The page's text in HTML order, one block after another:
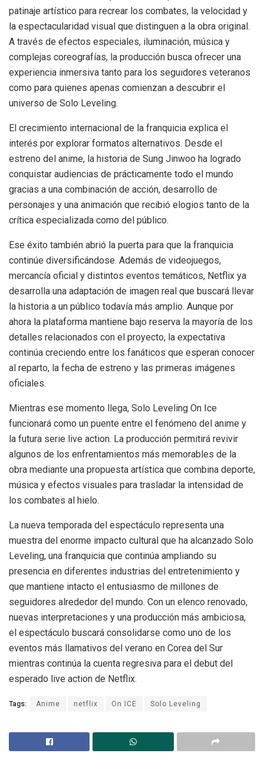
patinaje artístico para recrear los combates, la velocidad y
la espectacularidad visual que distinguen a la obra original.
A través de efectos especiales, iluminación, música y
complejas coreografías, la producción busca ofrecer una
experiencia inmersiva tanto para los seguidores veteranos
como para quienes apenas comienzan a descubrir el
universo de Solo Leveling.
El crecimiento internacional de la franquicia explica el
interés por explorar formatos alternativos. Desde el
estreno del anime, la historia de Sung Jinwoo ha logrado
conquistar audiencias de prácticamente todo el mundo
gracias a una combinación de acción, desarrollo de
personajes y una animación que recibió elogios tanto de la
crítica especializada como del público.
Ese éxito también abrió la puerta para que la franquicia
continúe diversificándose. Además de videojuegos,
mercancía oficial y distintos eventos temáticos, Netflix ya
desarrolla una adaptación de imagen real que buscará llevar
la historia a un público todavía más amplio. Aunque por
ahora la plataforma mantiene bajo reserva la mayoría de los
detalles relacionados con el proyecto, la expectativa
continúa creciendo entre los fanáticos que esperan conocer
al reparto, la fecha de estreno y las primeras imágenes
oficiales.
Mientras ese momento llega, Solo Leveling On Ice
funcionará como un puente entre el fenómeno del anime y
la futura serie live action. La producción permitirá revivir
algunos de los enfrentamientos más memorables de la
obra mediante una propuesta artística que combina deporte,
música y efectos visuales para trasladar la intensidad de
los combates al hielo.
La nueva temporada del espectáculo representa una
muestra del enorme impacto cultural que ha alcanzado Solo
Leveling, una franquicia que continúa ampliando su
presencia en diferentes industrias del entretenimiento y
que mantiene intacto el entusiasmo de millones de
seguidores alrededor del mundo. Con un elenco renovado,
nuevas interpretaciones y una producción más ambiciosa,
el espectáculo buscará consolidarse como uno de los
eventos más llamativos del verano en Corea del Sur
mientras continúa la cuenta regresiva para el debut del
esperado live action de Netflix.
Tags: Anime netflix On ICE Solo Leveling